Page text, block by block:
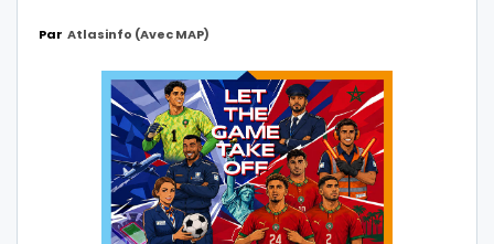
Par Atlasinfo (avec MAP)